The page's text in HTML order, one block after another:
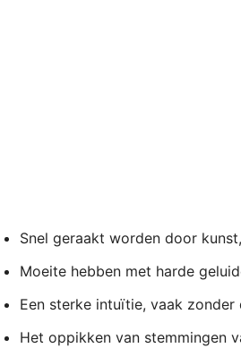
Snel geraakt worden door
Moeite hebben met harde
Een sterke intuïtie, vaak
Het oppikken van stemmingen